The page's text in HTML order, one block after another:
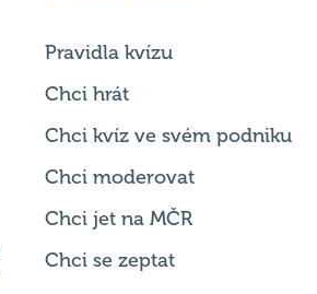
Pravidla kvízu
Chci hrát
Chci kvíz ve svém podniku
Chci moderovat
Chci jet na MČR
Chci se zeptat